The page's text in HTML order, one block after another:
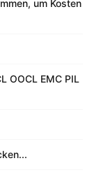
um Kosten
OOCL EMC PIL